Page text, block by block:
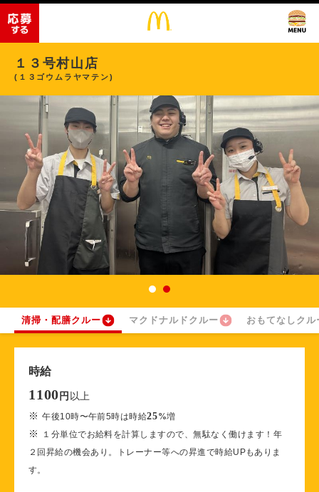
１３号村山店
(１３ゴウムラヤマテン)
清掃・配膳クルー マクドナルドクルー おもてなしクル
時給
1100 円 以上
※午後10時〜午前5時は時給25%増
※
１分単位でお給料を計算しますので、無駄なく働けます！年
２回昇給の機会あり。トレーナー等への昇進で時給UPもありま
す。